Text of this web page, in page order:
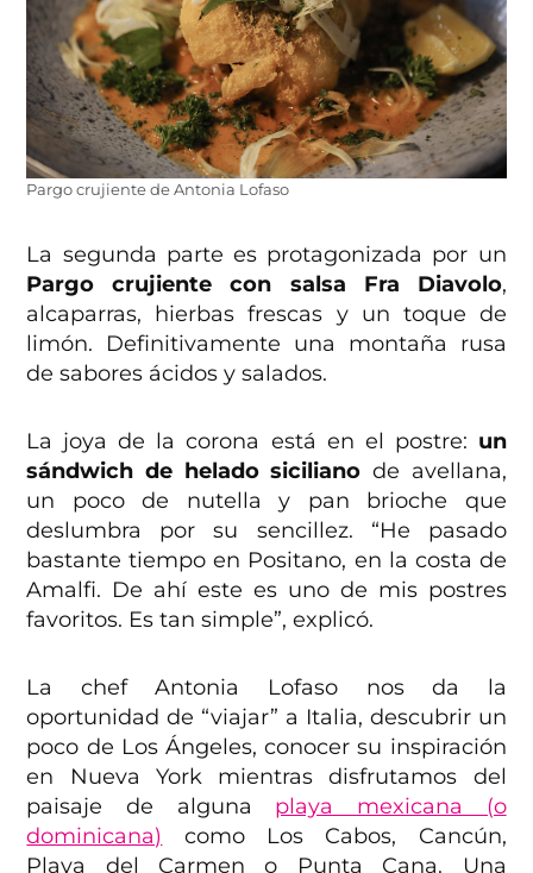
Pargo crujiente de Antonia Lofaso
La segunda parte es protagonizada por un
Pargo crujiente con salsa Fra Diavolo,
alcaparras, hierbas frescas y un toque de
limón. Definitivamente una montaña rusa
de sabores ácidos y salados.
La joya de la corona está en el postre: un
sándwich de helado siciliano de avellana,
un poco de nutella y pan brioche que
deslumbra por su sencillez. “He pasado
bastante tiempo en Positano, en la costa de
Amalfi. De ahí este es uno de mis postres
favoritos. Es tan simple”, explicó.
La chef Antonia Lofaso nos da la
oportunidad de “viajar” a Italia, descubrir un
poco de Los Ángeles, conocer su inspiración
en Nueva York mientras disfrutamos del
paisaje de alguna playa mexicana (o
dominicana)
como Los Cabos, Cancún,
Playa del Carmen o Punta Cana. Una